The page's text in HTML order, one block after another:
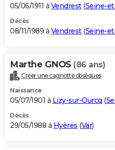
05/06/1911 à Vendrest(Seine-
Décès
08/11/1989 à Vendrest(Seine-
Marthe GNOS (86 ans)
Créer une cagnotte obsèques
Naissance
05/07/1901 à Lizy-sur-Ourcq (
Décès
29/05/1988 à Hyères (Var)